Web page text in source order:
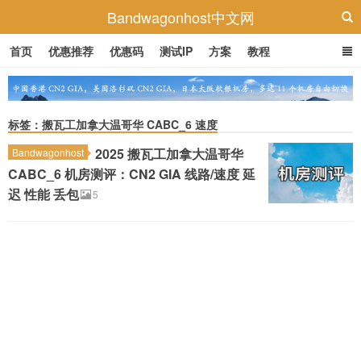
Bandwagonhost中文网
首页 优惠推荐 优惠码 测试IP 方案 教程
标签：搬瓦工加拿大温哥华 CABC_6 速度
Bandwagonhost
2025 搬瓦工加拿大温哥华
CABC_6 机房测评：CN2 GIA 线路/速度 延
迟 性能 丢包
5